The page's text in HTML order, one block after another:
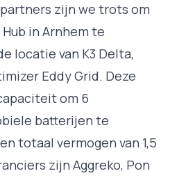
zijn we trots om
in Arnhem te
locatie van K3 Delta,
Eddy Grid. Deze
om 6
batterijen te
totaal vermogen van 1,5
zijn Aggreko, Pon